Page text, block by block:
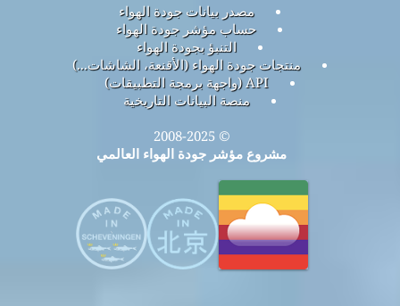
مصدر بيانات جودة الهواء
حساب مؤشر جودة الهواء
التنبؤ بجودة الهواء
منتجات جودة الهواء (الأقنعة، الشاشات...)
API (واجهة برمجة التطبيقات)
منصة البيانات التاريخية
© 2008-2025
مشروع مؤشر جودة الهواء العالمي